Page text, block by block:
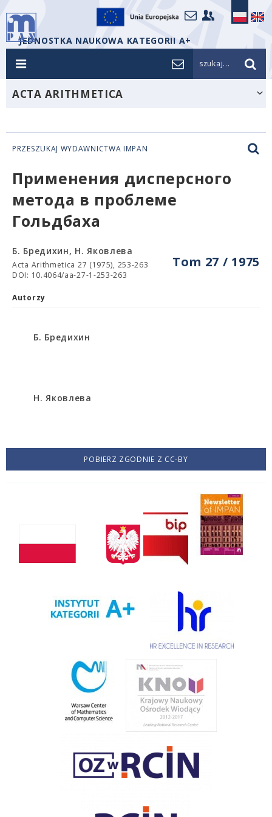
JEDNOSTKA NAUKOWA KATEGORII A+
szukaj...
ACTA ARITHMETICA
PRZESZUKAJ WYDAWNICTWA IMPAN
Применения дисперсного
метода в проблеме
Гольдбаха
Tom 27 / 1975
Б. Бредихин, Н. Яковлева
Acta Arithmetica 27 (1975), 253-263
DOI: 10.4064/aa-27-1-253-263
Autorzy
Б. Бредихин
Н. Яковлева
POBIERZ ZGODNIE Z CC-BY